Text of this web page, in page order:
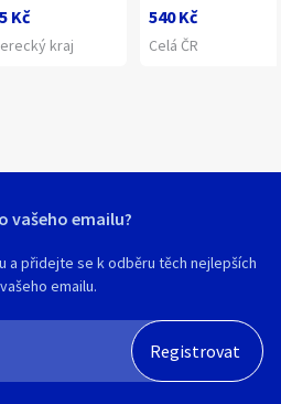
Kč
kraj
540 Kč
Celá ČR
vašeho emailu?
a přidejte se k odběru těch nejlepších
emailu.